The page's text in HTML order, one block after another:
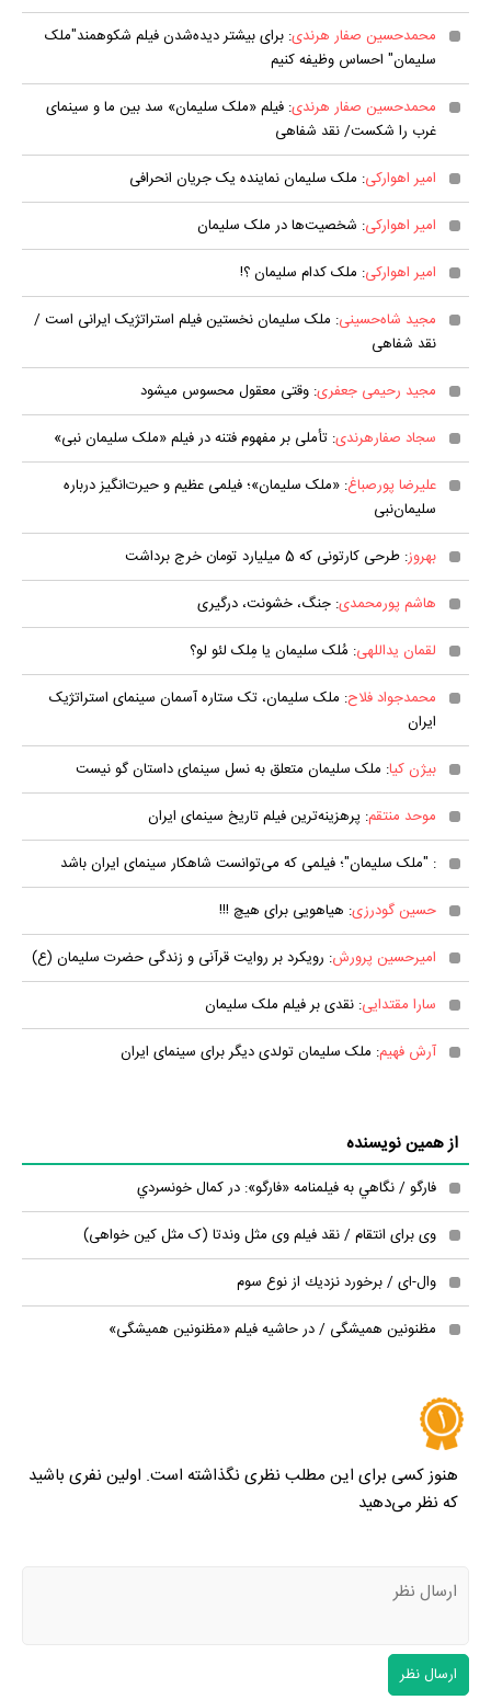
محمدحسین صفار هرندی: برای بیشتر دیده‌شدن فیلم شکوهمند"ملک
سلیمان" احساس وظیفه کنیم
محمدحسین صفار هرندی: فیلم «ملک سلیمان» سد بین ما و سینمای
غرب را شکست/ نقد شفاهی
امیر اهوارکی: ملک سلیمان نماینده یک جریان انحرافی
امیر اهوارکی: شخصیت‌ها در ملک سلیمان
امیر اهوارکی: ملک کدام سلیمان ؟!
مجید شاه‌حسینی: ملک سلیمان نخستین فیلم استراتژیک ایرانی است /
نقد شفاهی
مجید رحیمی جعفری: وقتی معقول محسوس می‎شود
سجاد صفارهرندی: تأملی بر مفهوم فتنه در فیلم «ملک سلیمان نبی»
علیرضا پورصباغ: «ملک سلیمان»؛ فیلمی عظیم‌ و حیرت‌انگیز درباره
سلیمان‌نبی
بهروز: طرحی کارتونی که 5 میلیارد تومان خرج برداشت
هاشم پورمحمدی: جنگ، خشونت، درگیری
لقمان یداللهی: مُلک سلیمان یا مِلک لئو لو؟
محمدجواد فلاح: ملک سلیمان، تک ستاره آسمان سینمای استراتژیک
ایران
بیژن کیا: ملک سلیمان متعلق به نسل سینمای داستان گو نیست
موحد منتقم: پرهزینه‌ترین فیلم تاریخ سینمای ایران
: "ملک سلیمان"؛ فیلمی که می‌توانست شاهکار سینمای ایران باشد
حسین گودرزی: هیاهویی برای هیچ !!!
امیرحسین پرورش: رویکرد بر روایت قرآنی و زندگی حضرت سلیمان (ع)
سارا مقتدایی: نقدی بر فیلم ملک سلیمان
آرش فهیم: ملک سلیمان تولدی دیگر برای سینمای ایران
از همین نویسنده
فارگو / نگاهي به فيلمنامه «فارگو»: در كمال خونسردي
وی برای انتقام / نقد فیلم وی مثل وندتا (ک مثل کین خواهی)
وال-ای / برخورد نزدیك از نوع سوم
مظنونین همیشگی / در حاشیه فیلم «مظنونین همیشگی»
هنوز کسی برای این مطلب نظری نگذاشته است. اولین نفری باشید
که نظر می‌دهید
ارسال نظر